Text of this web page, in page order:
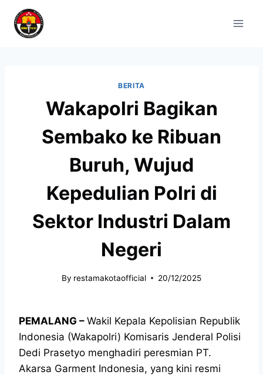
BERITA
Wakapolri Bagikan
Sembako ke Ribuan
Buruh, Wujud
Kepedulian Polri di
Sektor Industri Dalam
Negeri
By restamakotaofficial 20/12/2025
PEMALANG – Wakil Kepala Kepolisian Republik
Indonesia (Wakapolri) Komisaris Jenderal Polisi
Dedi Prasetyo menghadiri peresmian PT.
Akarsa Garment Indonesia, yang kini resmi